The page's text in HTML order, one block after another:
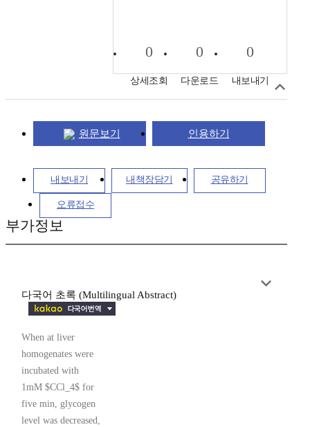
0
상세조회
0
다운로드
0
내보내기
원문보기 인용하기
내보내기 내책장담기 공유하기
오류접수
부가정보
다국어 초록 (Multilingual Abstract)
When at liver
homogenates were
incubated with
1mM $CCl_4$ for
five min, glycogen
level was decreased,